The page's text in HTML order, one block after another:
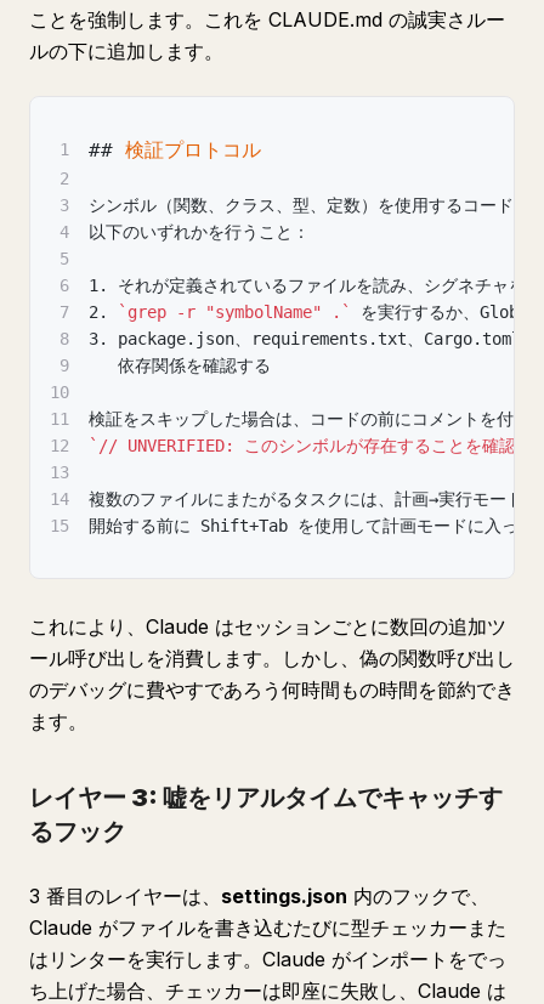
ことを強制します。これを CLAUDE.md の誠実さルー
ルの下に追加します。
1 ## 検証プロトコル
2
3
シンボル（関数、クラス、型、定数）を使用するコードを
4
以下のいずれかを行うこと：
5
6
1.
それが定義されているファイルを読み、シグネチャを
7
2. `grep -r "symbolName" .`
を実行するか、Glob
8
3.
package.json、requirements.txt、Cargo.toml、ま
9
   依存関係を確認する
10
11
検証をスキップした場合は、コードの前にコメントを付け
12
`// UNVERIFIED: このシンボルが存在することを確認し
13
14
複数のファイルにまたがるタスクには、計画→実行モード
15
開始する前に Shift+Tab を使用して計画モードに入って
これにより、Claude はセッションごとに数回の追加ツ
ール呼び出しを消費します。しかし、偽の関数呼び出し
のデバッグに費やすであろう何時間もの時間を節約でき
ます。
レイヤー 3: 嘘をリアルタイムでキャッチす
るフック
3 番目のレイヤーは、 settings.json 内のフックで、
Claude がファイルを書き込むたびに型チェッカーまた
はリンターを実行します。Claude がインポートをでっ
ち上げた場合、チェッカーは即座に失敗し、Claude は